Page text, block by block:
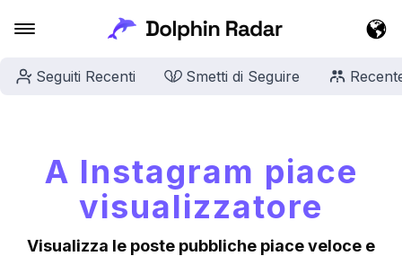
Seguiti Recenti Smetti di Seguire
A Instagram piace
visualizzatore
Visualizza le poste pubbliche piace veloce e